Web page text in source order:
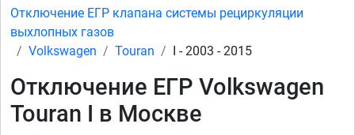
Отключение ЕГР клапана системы рециркуляции
выхлопных газов
Volkswagen
Touran I - 2003 - 2015
Отключение ЕГР Volkswagen
Touran I в Москве